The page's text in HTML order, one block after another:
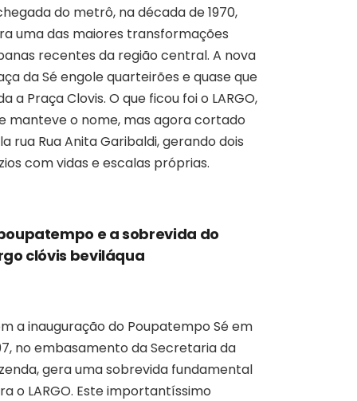
do metrô, na década de 1970,
uma das maiores transformações
recentes da região central. A nova
da Sé engole quarteirões e quase que
a Praça Clovis. O que ficou foi o LARGO,
manteve o nome, mas agora cortado
rua Rua Anita Garibaldi, gerando dois
com vidas e escalas próprias.
e a sobrevida do
clóvis beviláqua
a inauguração do Poupatempo Sé em
no embasamento da Secretaria da
gera uma sobrevida fundamental
o LARGO. Este importantíssimo